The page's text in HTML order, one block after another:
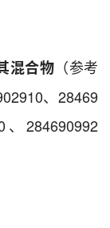
混合物 （参考
、28469
、284690992